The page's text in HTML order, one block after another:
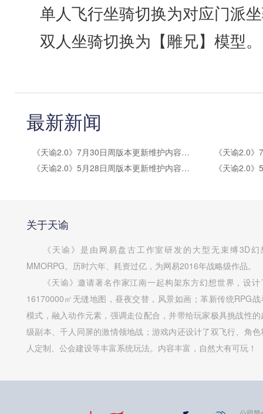
单人飞行坐骑切换为对应门派
双人坐骑切换为【雕兄】模型。
最新新闻
《天谕2.0》7月30日周版本更新维护内容公告
《天谕2.0》5月28日周版本更新维护内容公告
关于天谕
《天谕》是由网易盘古工作室研发的大型无束缚3D幻
MMORPG。历时六年、耗资过亿，为网易2016年战略级作品。
《天谕》邀请著名作家江南一起构架东方幻想世界，设计
16170000㎡无缝地图，昼夜交替，风景如画；革新传统RPG战
模式，融入动作元素，强调走位配合，并带给玩家极具挑战性的
级副本、千人同屏的激情领地战；游戏内还设计了双飞行、角色
人定制、公会建设等丰富系统玩法。内容丰富，自然大有可玩！